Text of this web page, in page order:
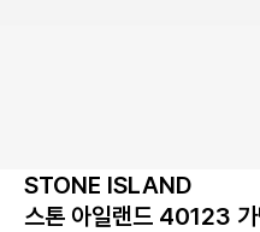
STONE ISLAND
스톤 아일랜드 40123 가